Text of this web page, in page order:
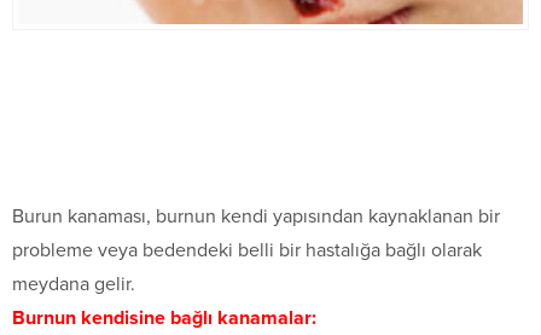
Burun kanaması, burnun kendi yapısından kaynaklanan bir
probleme veya bedendeki belli bir hastalığa bağlı olarak
meydana gelir.
Burnun kendisine bağlı kanamalar: